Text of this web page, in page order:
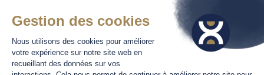
Travailler chez Primexis
Nos offres d’emploiNous contacter